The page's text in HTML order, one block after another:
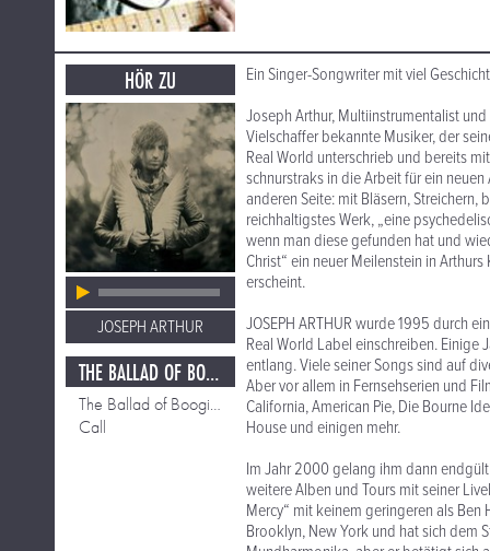
HÖR ZU
JOSEPH ARTHUR
THE BALLAD OF BOOGIE CHRIST
The Ballad of Boogie Christ
Call
Ein Singer-Songwriter mit viel
Joseph Arthur, Multiinstrumentalist
Vielschaffer bekannte Musiker, der
Real World unterschrieb und bereits
schnurstraks in die Arbeit für ein
anderen Seite: mit Bläsern, Streichern,
reichhaltigstes Werk, „eine
wenn man diese gefunden hat und
Christ“ ein neuer Meilenstein in
erscheint.
JOSEPH ARTHUR wurde 1995 durch
Real World Label einschreiben.
entlang. Viele seiner Songs sind auf
Aber vor allem in Fernsehserien und
California, American Pie, Die Bourne
House und einigen mehr.
Im Jahr 2000 gelang ihm dann
weitere Alben und Tours mit seiner
Mercy“ mit keinem geringeren als
Brooklyn, New York und hat sich dem